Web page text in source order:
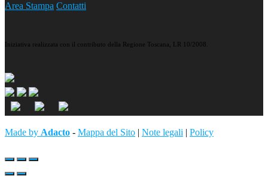
Area Stampa Contatti
Iniziativa realizzata con il contributo della Regione Toscana, LR 10/2008.
Made by Adacto - Mappa del Sito | Note legali | Policy